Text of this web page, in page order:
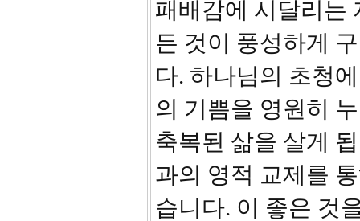
패배감에 시달리는
든 것이 풍성하게
다. 하나님의 초청
의 기쁨을 영원히
축복된 삶을 살게
과의 영적 교제를
습니다. 이 좋은 것